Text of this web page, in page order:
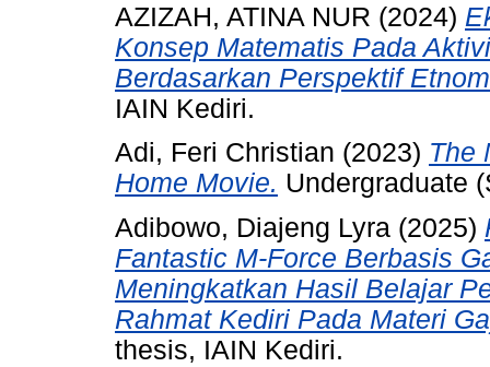
AZIZAH, ATINA NUR (2024)
Konsep Matematis Pada
Berdasarkan Perspektif
IAIN Kediri.
Adi, Feri Christian (2023) The
Home Movie. Undergraduate
Adibowo, Diajeng Lyra (2025)
Fantastic M-Force Berbasis
Meningkatkan Hasil Belajar
Rahmat Kediri Pada Materi
thesis, IAIN Kediri.